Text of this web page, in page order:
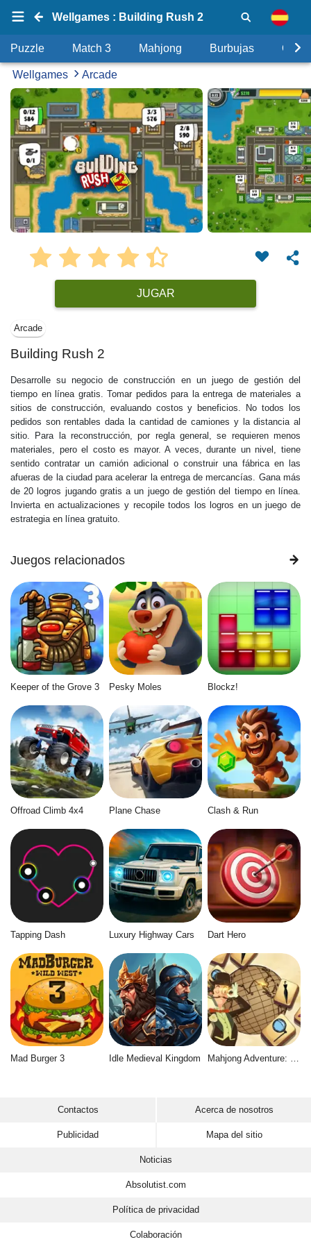
Wellgames : Building Rush 2
Puzzle Match 3 Mahjong Burbujas
Wellgames Arcade
JUGAR
Arcade
Building Rush 2
Desarrolle su negocio de construcción en un juego de gestión del
tiempo en línea gratis. Tomar pedidos para la entrega de materiales a
sitios de construcción, evaluando costos y beneficios. No todos los
pedidos son rentables dada la cantidad de camiones y la distancia al
sitio. Para la reconstrucción, por regla general, se requieren menos
materiales, pero el costo es mayor. A veces, durante un nivel, tiene
sentido contratar un camión adicional o construir una fábrica en las
afueras de la ciudad para acelerar la entrega de mercancías. Gana más
de 20 logros jugando gratis a un juego de gestión del tiempo en línea.
Invierta en actualizaciones y recopile todos los logros en un juego de
estrategia en línea gratuito.
Juegos relacionados
Keeper of the Grove 3 Pesky Moles Blockz!
Offroad Climb 4x4 Plane Chase Clash & Run
Tapping Dash Luxury Highway Cars Dart Hero
Mad Burger 3 Idle Medieval Kingdom
Contactos Acerca de nosotros
Publicidad Mapa del sitio
Noticias
Absolutist.com
Política de privacidad
Colaboración